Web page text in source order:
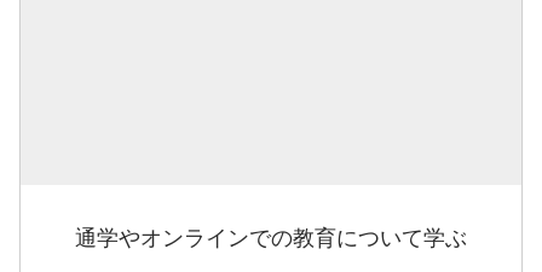
通学やオンラインでの教育について学ぶ